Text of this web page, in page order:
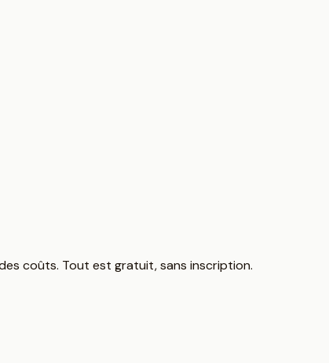
coûts. Tout est gratuit, sans inscription.